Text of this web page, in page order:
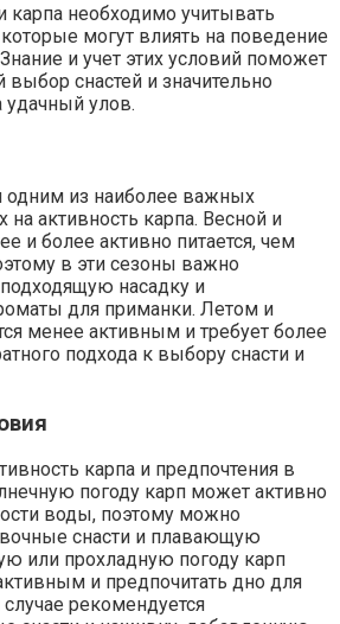
необходимо учитывать
могут влиять на поведение
и учет этих условий поможет
снастей и значительно
улов.
одним из наиболее важных
активность карпа. Весной и
и более активно питается, чем
в эти сезоны важно
насадку и
для приманки. Летом и
менее активным и требует более
подхода к выбору снасти и
карпа и предпочтения в
погоду карп может активно
воды, поэтому можно
снасти и плавающую
или прохладную погоду карп
и предпочитать дно для
рекомендуется